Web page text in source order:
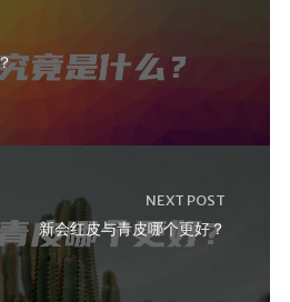
NEXT POST
新会红皮与青皮哪个更好？